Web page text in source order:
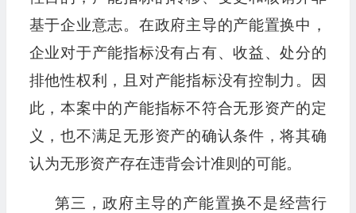
基于企业意志。在政府主导的产能置换中，
企业对于产能指标没有占有、收益、处分的
排他性权利，且对产能指标没有控制力。因
此，本案中的产能指标不符合无形资产的定
义，也不满足无形资产的确认条件，将其确
认为无形资产存在违背会计准则的可能。
第三，政府主导的产能置换不是经营行